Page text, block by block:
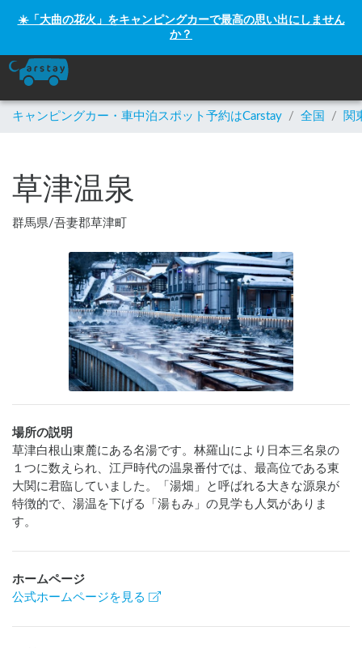
☀️「大曲の花火」をキャンピングカーで最高の思い出にしません
か？
キャンピングカー・車中泊スポット予約はCarstay / 全国 / 関
草津温泉
群馬県/吾妻郡草津町
場所の説明
草津白根山東麓にある名湯です。林羅山により日本三名泉の
１つに数えられ、江戸時代の温泉番付では、最高位である東
大関に君臨していました。「湯畑」と呼ばれる大きな源泉が
特徴的で、湯温を下げる「湯もみ」の見学も人気がありま
す。
ホームページ
公式ホームページを見る